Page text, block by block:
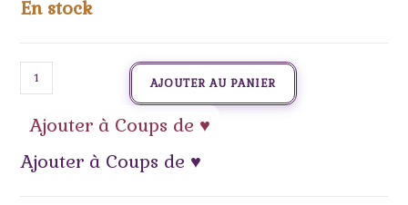
En stock
AJOUTER AU PANIER
Ajouter à Coups de ♥
Ajouter à Coups de ♥